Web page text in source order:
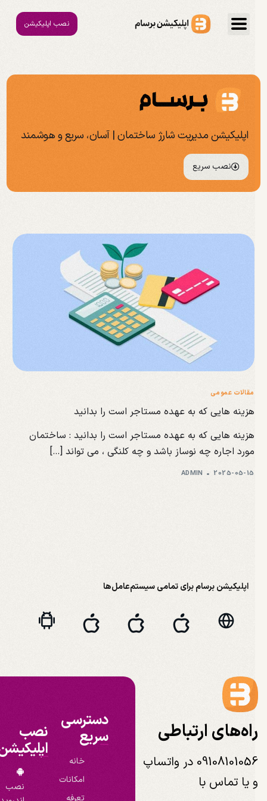
نصب اپلیکیشن
اپلیکیشن مدیریت شارژ ساختمان | آسان، سریع و هوشمند
نصب سریع
مقالات عمومی
هزینه هایی که به عهده مستاجر است را بدانید
هزینه هایی که به عهده مستاجر است را بدانید : ساختمان
مورد اجاره چه نوساز باشد و چه کلنگی ، می تواند […]
ADMIN 2025-05-15
اپلیکیشن برسام برای تمامی سیستم‌عامل‌ها
ارتباطی
09108101056 در واتساپ
یا تماس با
دسترسی
سریع
خانه
امکانات
تعرفه
نصب
اپلیکیشن
نصب